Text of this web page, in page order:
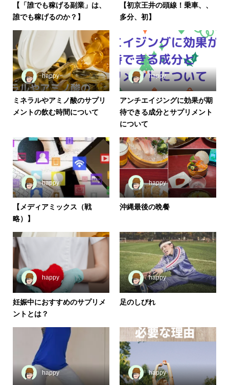
【「誰でも稼げる副業」は、
誰でも稼げるのか？】
【初京王井の頭線！乗車、、
多分、初】
happy
ミネラルやアミノ酸のサプリ
メントの飲む時間について
happy
アンチエイジングに効果が期
待できる成分とサプリメント
について
happy
【メディアミックス（戦
略）】
happy
沖縄最後の晩餐
happy
妊娠中におすすめのサプリメ
ントとは？
happy
足のしびれ
happy happy